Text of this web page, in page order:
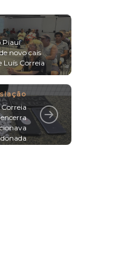
Piauí
novo cais
Luís Correia